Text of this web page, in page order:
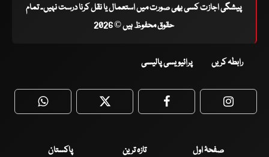
پیشگی اجازت کسی بھی صورت میں استعمال یا نقل کرنا درست نہیں۔ تمام
حقوق محفوظ ہیں © 2026
رابطہ کریں پرائیویسی پالیسی
WhatsApp Twitter Facebook
صفحۂ اول تازہ ترین
پاکستان